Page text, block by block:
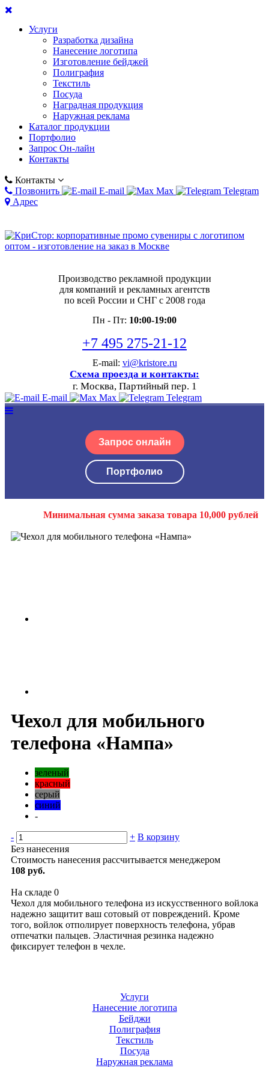
Услуги
Разработка дизайна
Нанесение логотипа
Изготовление бейджей
Полиграфия
Текстиль
Посуда
Наградная продукция
Наружная реклама
Каталог продукции
Портфолио
Запрос Он-лайн
Контакты
Контакты
Позвонить
E-mail Max
Telegram
Адрес
Производство рекламной продукции
для компаний и рекламных агентств
по всей России и СНГ с 2008 года
Пн - Пт: 10:00-19:00
+7 495 275-21-12
E-mail: vi@kristore.ru
Схема проезда и контакты:
г. Москва, Партийный пер. 1
E-mail Max Telegram
Запрос онлайн
Портфолио
Минимальная сумма заказа товара 10,000 рублей
Чехол для мобильного
телефона «Нампа»
зеленый
красный
серый
синий
-
- + В корзину
Без нанесения
Стоимость нанесения рассчитывается менеджером
108 руб.
На складе 0
Чехол для мобильного телефона из искусственного войлока
надежно защитит ваш сотовый от повреждений. Кроме
того, войлок отполирует поверхность телефона, убрав
отпечатки пальцев. Эластичная резинка надежно
фиксирует телефон в чехле.
Услуги
Нанесение логотипа
Бейджи
Полиграфия
Текстиль
Посуда
Наружная реклама